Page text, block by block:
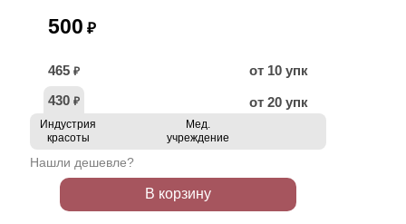
500 ₽
465 ₽
от 10 упк
430 ₽ от 20 упк
Индустрия
красоты
Мед.
учреждение
Нашли дешевле?
В корзину